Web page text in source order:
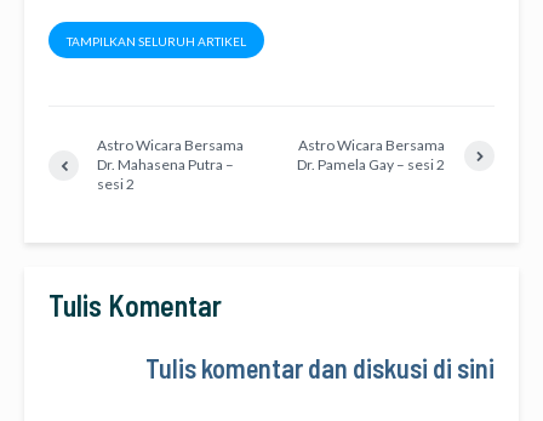
TAMPILKAN SELURUH ARTIKEL
Astro Wicara Bersama
Dr. Mahasena Putra –
sesi 2
Astro Wicara Bersama
Dr. Pamela Gay – sesi 2
Tulis Komentar
Tulis komentar dan diskusi di sini